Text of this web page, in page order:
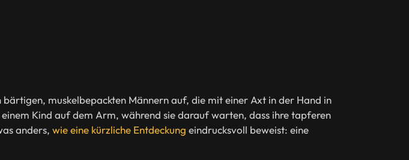
muskelbepackten Männern auf, die mit einer Axt in der Hand in
Kind auf dem Arm, während sie darauf warten, dass ihre tapferen
anders, wie eine kürzliche Entdeckung eindrucksvoll beweist: eine